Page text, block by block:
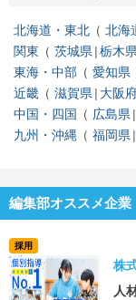
北海道・東北 北海
関東
茨城県 栃木
東海・中部
愛知県
近畿
滋賀県 大阪
中国・四国
広島県
九州・沖縄
福岡県
編集部オススメ企業
採用
株
人